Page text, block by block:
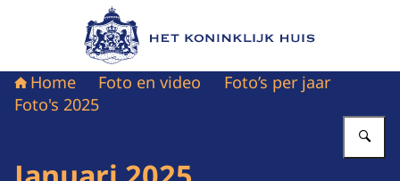
Naar de homepage van Het Koninklijk Huis
Home Foto en video
Foto’s per jaar
Foto's 2025